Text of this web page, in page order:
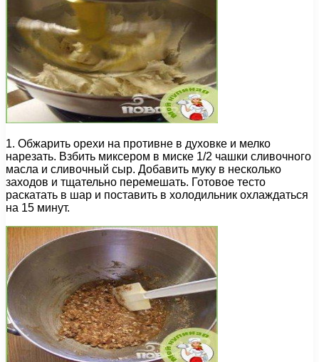
1. Обжарить орехи на противне в духовке и мелко
нарезать. Взбить миксером в миске 1/2 чашки сливочного
масла и сливочный сыр. Добавить муку в несколько
заходов и тщательно перемешать. Готовое тесто
раскатать в шар и поставить в холодильник охлаждаться
на 15 минут.